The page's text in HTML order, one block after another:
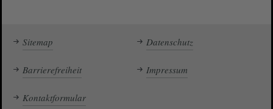
Sitemap Datenschutz
Barrierefreiheit Impressum
Kontaktformular